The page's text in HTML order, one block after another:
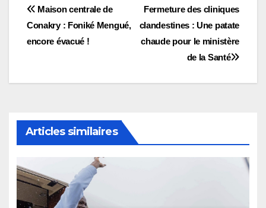
Navigation
de
Fermeture des cliniques
clandestines : Une patate
chaude pour le ministère
de la Santé
Maison centrale de
Conakry : Foniké Mengué,
encore évacué !
Articles similaires